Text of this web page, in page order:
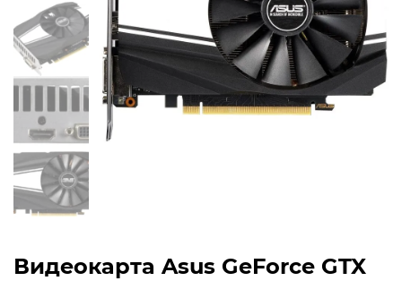
Видеокарта Asus GeForce GTX